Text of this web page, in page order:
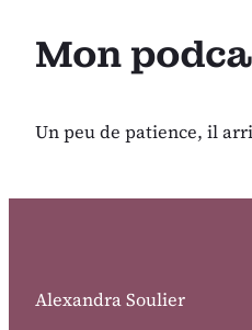
Mon
Un peu de patience, il
Alexandra Soulier